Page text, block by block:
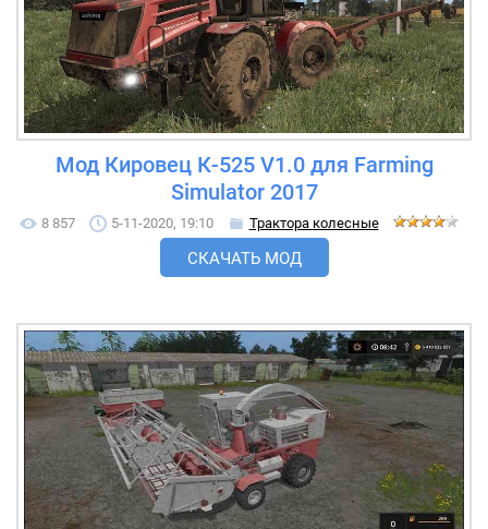
Мод Кировец К-525 V1.0 для Farming
Simulator 2017
8 857 5-11-2020, 19:10 Трактора колесные
СКАЧАТЬ МОД